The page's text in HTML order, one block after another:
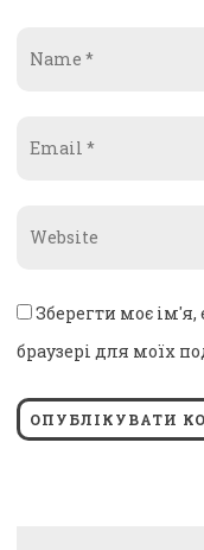
Зберегти моє ім'я,
браузері для моїх